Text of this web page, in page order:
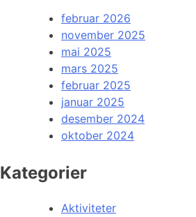
februar 2026
november 2025
mai 2025
mars 2025
februar 2025
januar 2025
desember 2024
oktober 2024
Kategorier
Aktiviteter